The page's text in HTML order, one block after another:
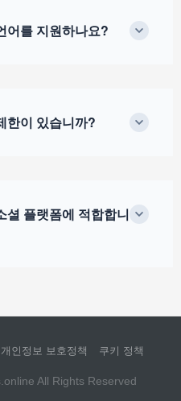
어를 지원하나요?
한이 있습니까?
셜 플랫폼에 적합합니
개인정보 보호정책 쿠키 정책
All Rights Reserved